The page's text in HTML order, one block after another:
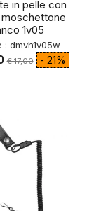
in pelle con
1v05
: dmvh1v05w
€ 17,00 - 21%